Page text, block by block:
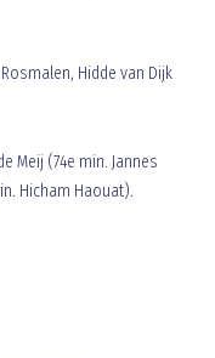
Hidde van Dijk
Meij (74e min. Jannes
Hicham Haouat).